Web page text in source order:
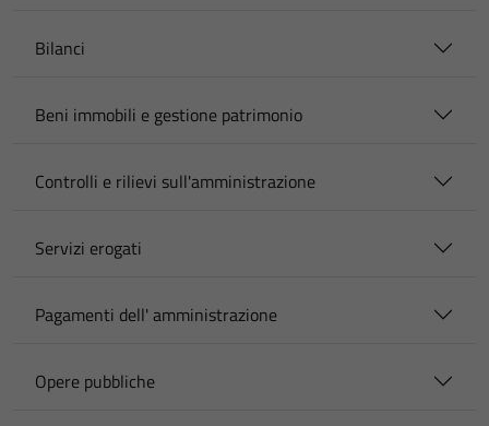
Bilanci
Beni immobili e gestione patrimonio
Controlli e rilievi sull'amministrazione
Servizi erogati
Pagamenti dell' amministrazione
Opere pubbliche